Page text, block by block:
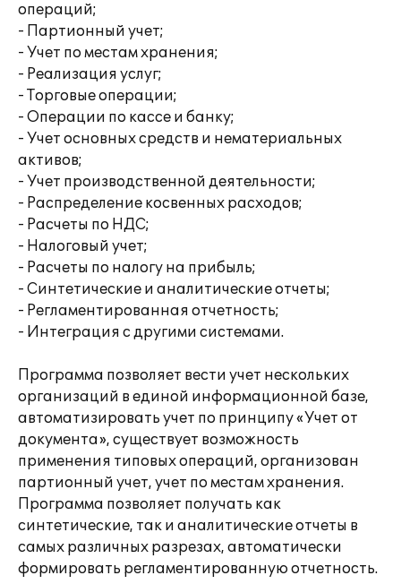
операций;
- Партионный учет;
- Учет по местам хранения;
- Реализация услуг;
- Торговые операции;
- Операции по кассе и банку;
- Учет основных средств и нематериальных
активов;
- Учет производственной деятельности;
- Распределение косвенных расходов;
- Расчеты по НДС;
- Налоговый учет;
- Расчеты по налогу на прибыль;
- Синтетические и аналитические отчеты;
- Регламентированная отчетность;
- Интеграция с другими системами.
Программа позволяет вести учет нескольких
организаций в единой информационной базе,
автоматизировать учет по принципу «Учет от
документа», существует возможность
применения типовых операций, организован
партионный учет, учет по местам хранения.
Программа позволяет получать как
синтетические, так и аналитические отчеты в
самых различных разрезах, автоматически
формировать регламентированную отчетность.